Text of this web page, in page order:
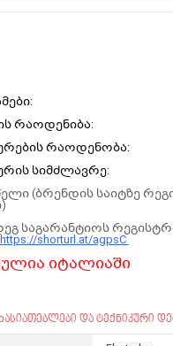
რაოდენიბა:
რაოდენობა:
სიმძლავრე:
(ბრენდის საიტზე
საგარანტიოს
https://shorturl.at/agpsC
იტალიაში
და ტექნიკური